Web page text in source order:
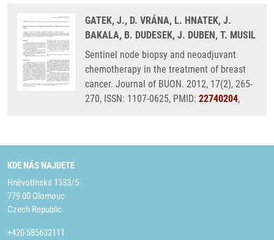
GATEK, J., D. VRÁNA, L. HNATEK, J.
BAKALA, B. DUDESEK, J. DUBEN, T. MUSIL
Sentinel node biopsy and neoadjuvant
chemotherapy in the treatment of breast
cancer. Journal of BUON. 2012, 17(2), 265-
270, ISSN: 1107-0625, PMID: 22740204,
KDE NÁS NAJDETE
Hněvotínská 1333/5
779 00 Olomouc
Czech Republic
+420 585632111